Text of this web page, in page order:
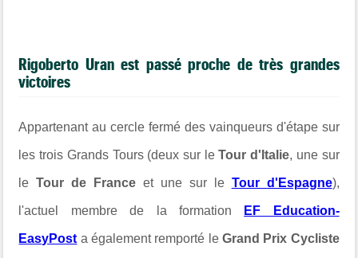
Rigoberto Uran est passé proche de très grandes
victoires
Appartenant au cercle fermé des vainqueurs d'étape sur
les trois Grands Tours (deux sur leTour d'Italie, une sur
leTour de France et une sur le Tour d'Espagne),
l'actuel membre de la formation EF Education-
EasyPost a également remporté le Grand Prix Cycliste